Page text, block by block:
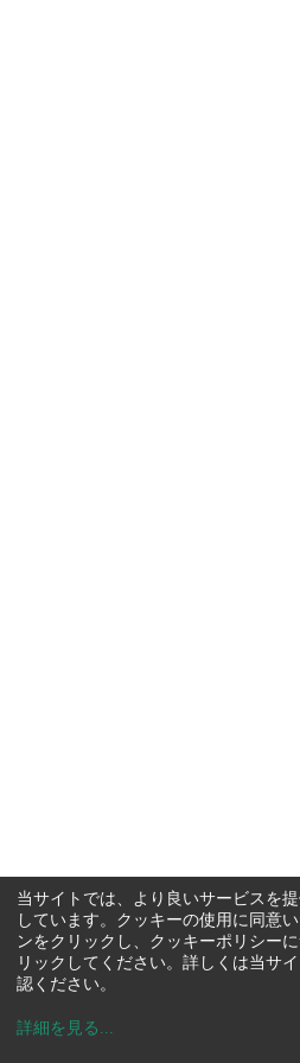
当サイトでは、より良いサービスを
しています。クッキーの使用に同意
ンをクリックし、クッキーポリシー
リックしてください。詳しくは当サ
認ください。
詳細を見る ...